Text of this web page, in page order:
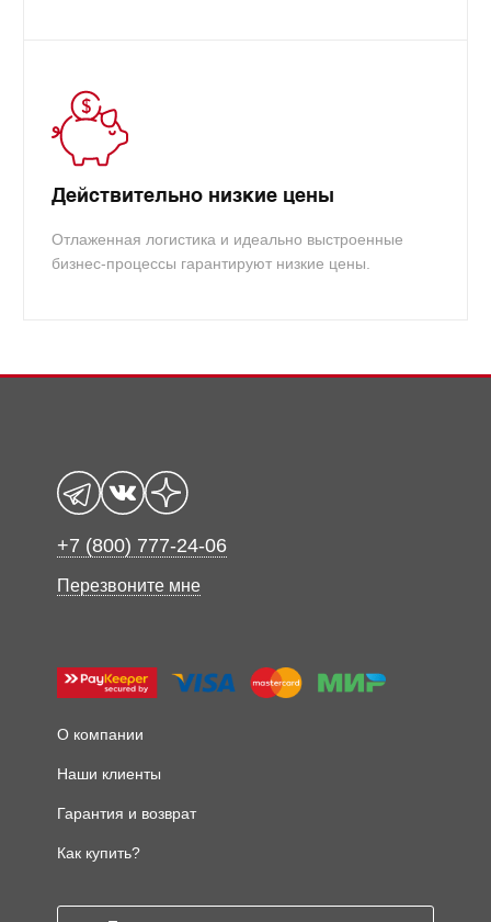
Действительно низкие цены
Отлаженная логистика и идеально выстроенные
бизнес-процессы гарантируют низкие цены.
+7 (800) 777-24-06
Перезвоните мне
О компании
Наши клиенты
Гарантия и возврат
Как купить?